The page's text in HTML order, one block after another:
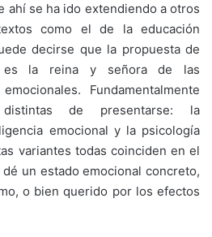
ahí se ha ido extendiendo a otros
como el de la educación
decirse que la propuesta de
es la reina y señora de las
Fundamentalmente
de presentarse: la
emocional y la psicología
variantes todas coinciden en el
un estado emocional concreto,
o bien querido por los efectos